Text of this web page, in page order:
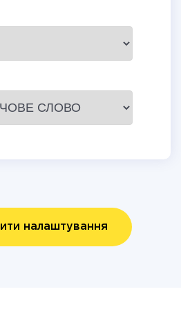
налаштування